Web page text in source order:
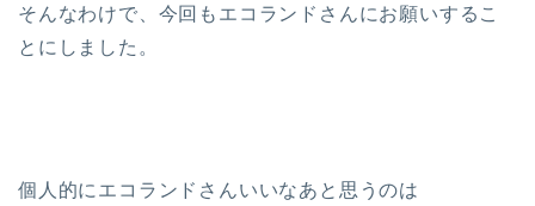
そんなわけで、今回もエコランドさんにお願いするこ
とにしました。
個人的にエコランドさんいいなあと思うのは